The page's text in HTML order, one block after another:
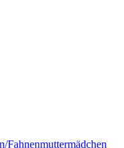
Fahnenmuttermädchen